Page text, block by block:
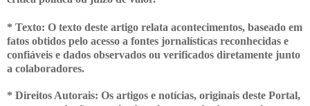
* Texto: O texto deste artigo relata acontecimentos, baseado em
fatos obtidos pelo acesso a fontes jornalísticas reconhecidas e
confiáveis e dados observados ou verificados diretamente junto
a colaboradores.
* Direitos Autorais: Os artigos e notícias, originais deste Portal,